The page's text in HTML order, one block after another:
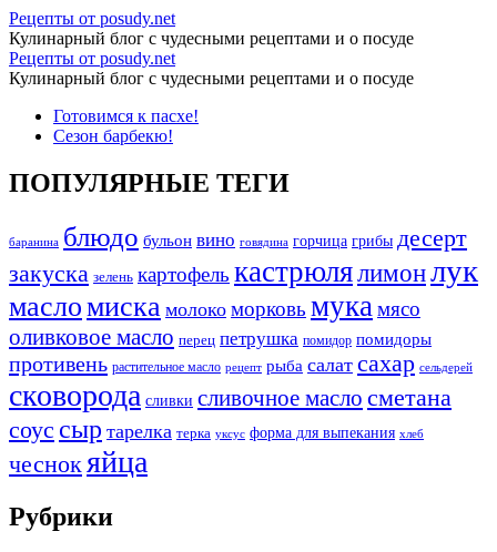
Архивы
кастрюля
-
Рецепты
posudy.net
Рецепты от posudy.net
Кулинарный блог с чудесными рецептами и о посуде
Архивы
кастрюля
Рецепты
от
Рецепты от posudy.net
Кулинарный блог с чудесными рецептами и о посуде
ПерейтиГотовимся к пасхе!
Сезон барбекю!
ПОПУЛЯРНЫЕ ТЕГИ
баранина блюдо бульон вино говядина горчица грибы десерт
закуска зелень картофель кастрюлялимонлук
масломиска молоко морковь мука мясо
оливковое масло перец петрушка помидор помидоры
противень растительное масло рецепт рыба салат сахар сельдерей
сковорода сливки сливочное масло сметана
соус сыр тарелка терка уксус форма для выпекания хлеб
чеснок яйца
Рубрики